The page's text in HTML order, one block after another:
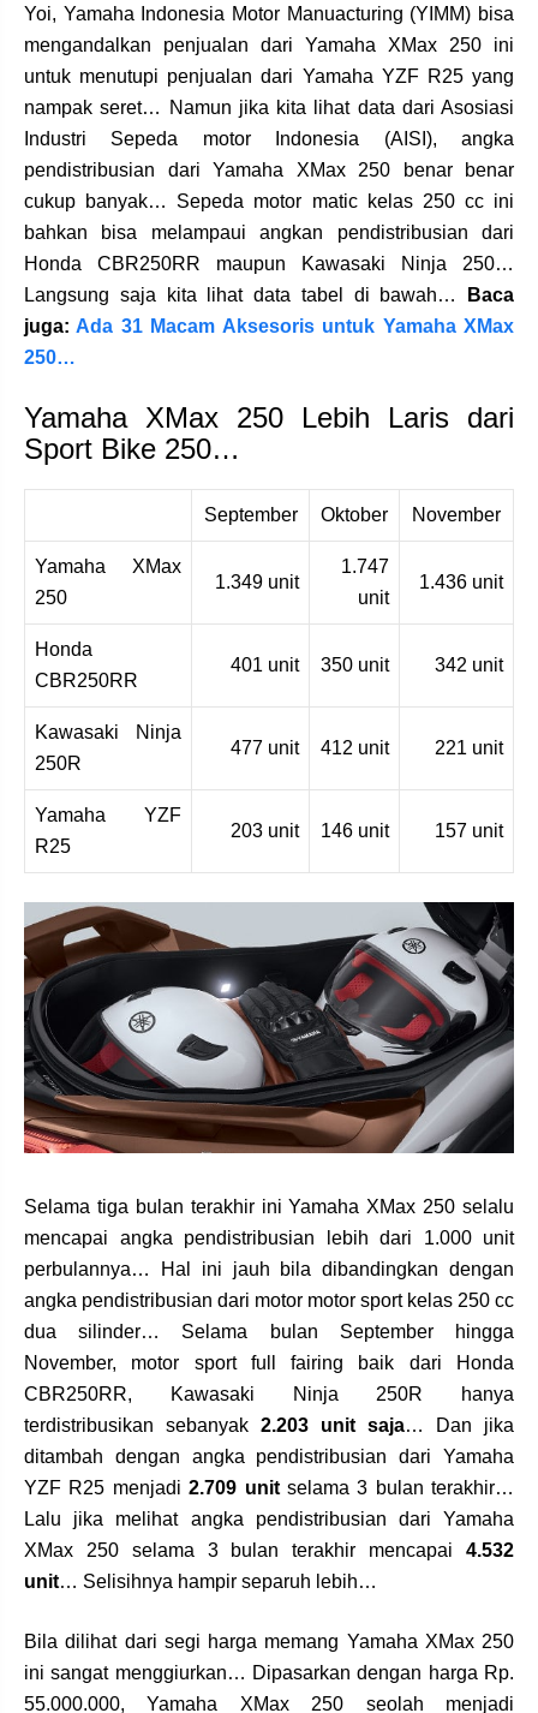
Yoi, Yamaha Indonesia Motor Manuacturing (YIMM) bisa
mengandalkan penjualan dari Yamaha XMax 250 ini
untuk menutupi penjualan dari Yamaha YZF R25 yang
nampak seret… Namun jika kita lihat data dari Asosiasi
Industri Sepeda motor Indonesia (AISI), angka
pendistribusian dari Yamaha XMax 250 benar benar
cukup banyak… Sepeda motor matic kelas 250 cc ini
bahkan bisa melampaui angkan pendistribusian dari
Honda CBR250RR maupun Kawasaki Ninja 250…
Langsung saja kita lihat data tabel di bawah…
Baca
juga: Ada 31 Macam Aksesoris untuk Yamaha XMax
250…
Yamaha XMax 250 Lebih Laris dari
Sport Bike 250…
September Oktober November
Yamaha XMax
250
1.349 unit
1.747
unit
1.436 unit
Honda
CBR250RR
401 unit 350 unit 342 unit
Kawasaki Ninja
250R
477 unit 412 unit 221 unit
Yamaha YZF
R25
203 unit 146 unit 157 unit
Selama tiga bulan terakhir ini Yamaha XMax 250 selalu
mencapai angka pendistribusian lebih dari 1.000 unit
perbulannya… Hal ini jauh bila dibandingkan dengan
angka pendistribusian dari motor motor sport kelas 250 cc
dua silinder… Selama bulan September hingga
November, motor sport full fairing baik dari Honda
CBR250RR, Kawasaki Ninja 250R hanya
terdistribusikan sebanyak 2.203 unit saja… Dan jika
ditambah dengan angka pendistribusian dari Yamaha
YZF R25 menjadi2.709 unitselama 3 bulan terakhir…
Lalu jika melihat angka pendistribusian dari Yamaha
XMax 250 selama 3 bulan terakhir mencapai 4.532
unit… Selisihnya hampir separuh lebih…
Bila dilihat dari segi harga memang Yamaha XMax 250
ini sangat menggiurkan… Dipasarkan dengan harga Rp.
55.000.000, Yamaha XMax 250 seolah menjadi